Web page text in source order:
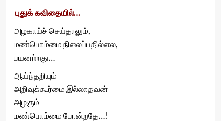
புதுக் கவிதையில்…
அழகாய்ச் செய்தாலும்,
மண்பொம்மை நிலைப்பதில்லை,
பயனற்றது…
ஆய்ந்தறியும்
அறிவுக்கூர்மை இல்லாதவன்
அழகும்
மண்பொம்மை போன்றதே…!